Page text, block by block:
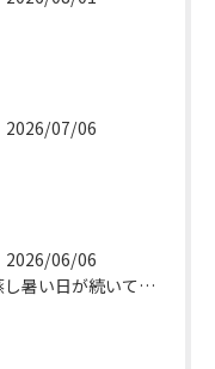
2026/07/06
2026/06/06
蒸し暑い日が続いていますね🌞